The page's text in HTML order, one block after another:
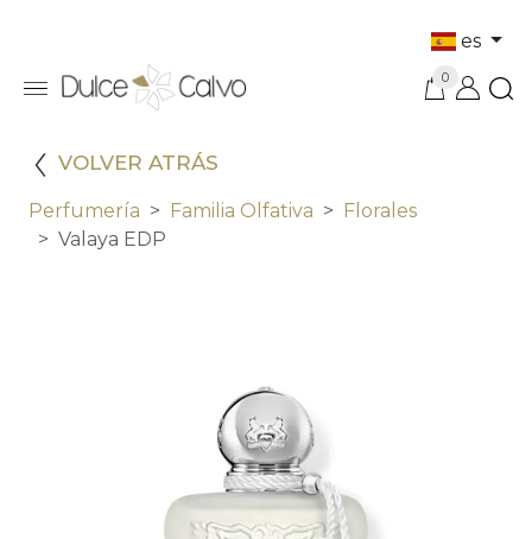
es
0
VOLVER ATRÁS
Perfumería Familia Olfativa
Florales
Valaya EDP